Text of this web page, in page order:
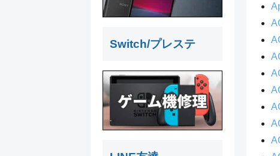
Switch/プレステ